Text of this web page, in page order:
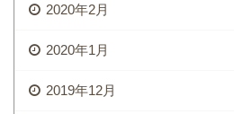
2020年2月
2020年1月
2019年12月